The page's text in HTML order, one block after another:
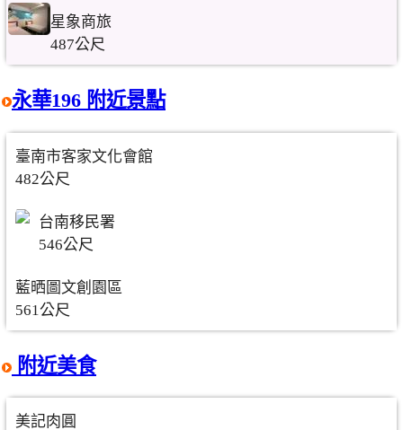
星象商旅
487公尺
永華196 附近景點
臺南市客家文化會館
482公尺
台南移民署
546公尺
藍晒圖文創園區
561公尺
附近美食
美記肉圓